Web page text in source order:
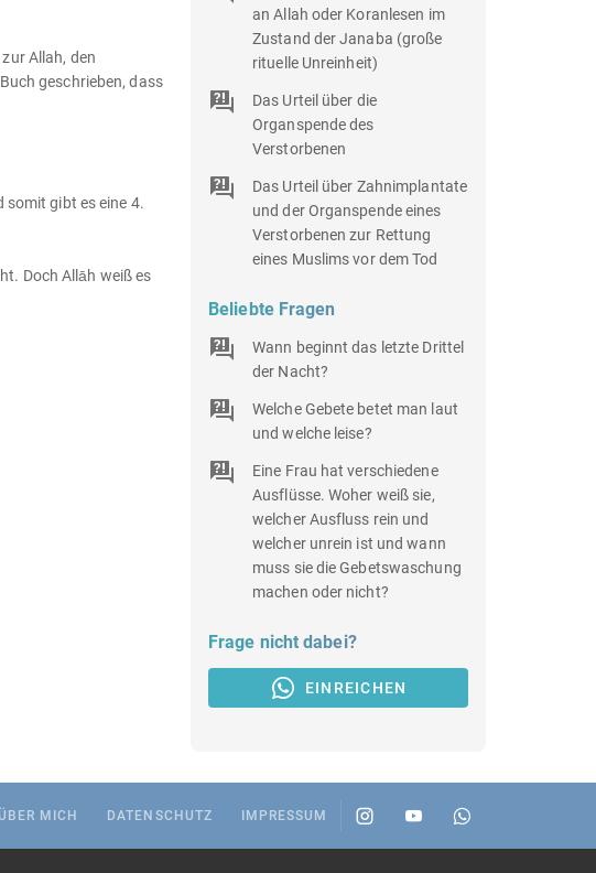
Allah, den
geschrieben, dass
somit gibt es eine 4.
Doch Allāh weiß es
an Allah oder Koranlesen im
Zustand der Janaba (große
rituelle Unreinheit)
Das Urteil über die
Organspende des
Verstorbenen
Das Urteil über Zahnimplantate
und der Organspende eines
Verstorbenen zur Rettung
eines Muslims vor dem Tod
Beliebte Fragen
Wann beginnt das letzte Drittel
der Nacht?
Welche Gebete betet man laut
und welche leise?
Eine Frau hat verschiedene
Ausflüsse. Woher weiß sie,
welcher Ausfluss rein und
welcher unrein ist und wann
muss sie die Gebetswaschung
machen oder nicht?
Frage nicht dabei?
EINREICHEN
MICH DATENSCHUTZ IMPRESSUM